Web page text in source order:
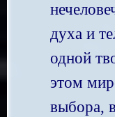
духа и
одной
этом
выбора,